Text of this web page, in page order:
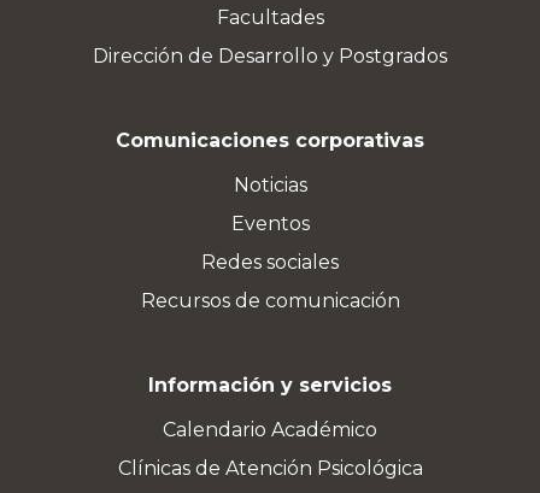
Facultades
Dirección de Desarrollo y Postgrados
Comunicaciones corporativas
Noticias
Eventos
Redes sociales
Recursos de comunicación
Información y servicios
Calendario Académico
Clínicas de Atención Psicológica